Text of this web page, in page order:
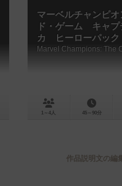
マーベルチャンピ
ド・ゲーム キャプ
カ ヒーローパック
1～4人 45～90分
作品説明文の編